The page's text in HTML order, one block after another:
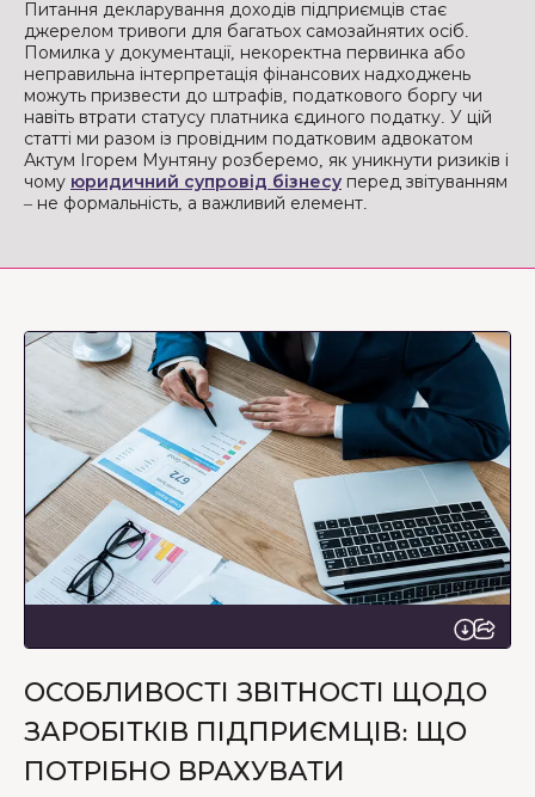
Питання декларування доходів підприємців стає
джерелом тривоги для багатьох самозайнятих осіб.
Помилка у документації, некоректна первинка або
неправильна інтерпретація фінансових надходжень
можуть призвести до штрафів, податкового боргу чи
навіть втрати статусу платника єдиного податку. У цій
статті ми разом із провідним податковим адвокатом
Актум Ігорем Мунтяну розберемо, як уникнути ризиків і
чому юридичний супровід бізнесу перед звітуванням
– не формальність, а важливий елемент.
ОСОБЛИВОСТІ ЗВІТНОСТІ ЩОДО
ЗАРОБІТКІВ ПІДПРИЄМЦІВ: ЩО
ПОТРІБНО ВРАХУВАТИ